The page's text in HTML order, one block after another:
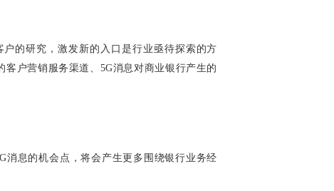
的研究，激发新的入口是行业亟待探索的方
户营销服务渠道、5G消息对商业银行产生的
消息的机会点，将会产生更多围绕银行业务经